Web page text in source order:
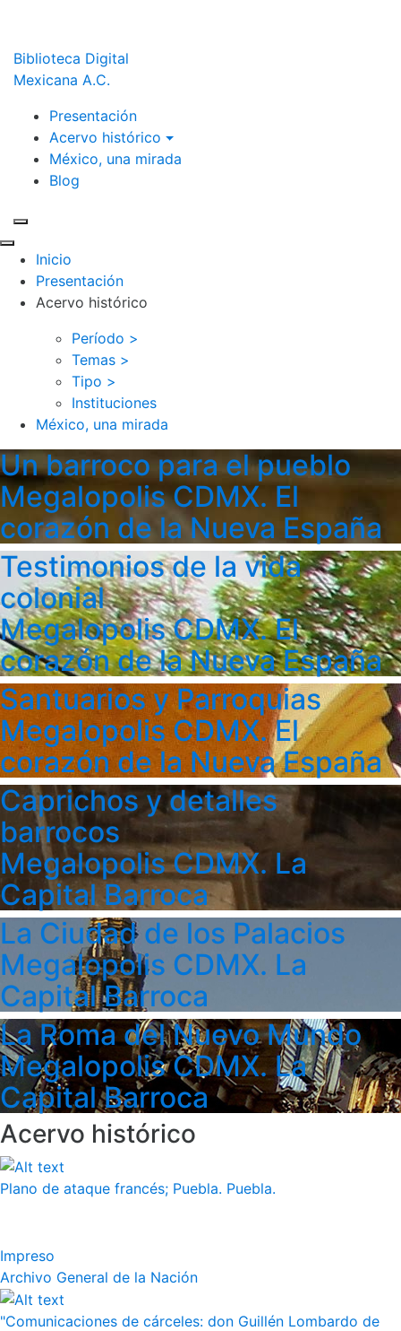
Biblioteca Digital
Mexicana A.C.
Presentación
Acervo histórico
México, una mirada
Blog
Inicio
Presentación
Acervo histórico
Período >
Temas >
Tipo >
Instituciones
México, una mirada
Un barroco para el pueblo
Megalopolis CDMX. El
corazón de la Nueva España
Testimonios de la vida
colonial
Megalopolis CDMX. El
corazón de la Nueva España
Santuarios y Parroquias
Megalopolis CDMX. El
corazón de la Nueva España
Caprichos y detalles
barrocos
Megalopolis CDMX. La
Capital Barroca
La Ciudad de los Palacios
Megalopolis CDMX. La
Capital Barroca
La Roma del Nuevo Mundo
Megalopolis CDMX. La
Capital Barroca
Acervo histórico
Plano de ataque francés; Puebla. Puebla.
Impreso
Archivo General de la Nación
"Comunicaciones de cárceles: don Guillén Lombardo de